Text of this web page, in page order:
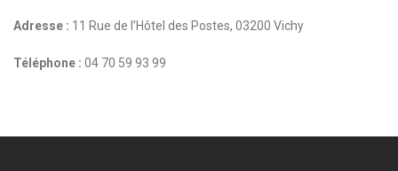
Adresse : 11 Rue de l’Hôtel des Postes, 03200 Vichy
Téléphone : 04 70 59 93 99